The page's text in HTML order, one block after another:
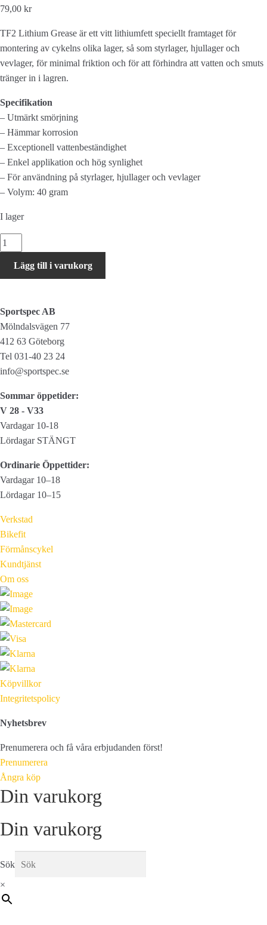
79,00 kr
TF2 Lithium Grease är ett vitt lithiumfett speciellt framtaget för
montering av cykelns olika lager, så som styrlager, hjullager och
vevlager, för minimal friktion och för att förhindra att vatten och smuts
tränger in i lagren.
Specifikation
– Utmärkt smörjning
– Hämmar korrosion
– Exceptionell vattenbeständighet
– Enkel applikation och hög synlighet
– För användning på styrlager, hjullager och vevlager
– Volym: 40 gram
I lager
TF2
Lithium
GreaseLägg till i varukorg
Sportspec AB
Mölndalsvägen 77
412 63 Göteborg
Tel 031-40 23 24
info@sportspec.se
Sommar öppetider:
V 28 - V33
Vardagar 10-18
Lördagar STÄNGT
Ordinarie Öppettider:
Vardagar 10–18
Lördagar 10–15
Verkstad
Bikefit
Förmånscykel
Kundtjänst
Om oss
Köpvillkor
Integritetspolicy
Nyhetsbrev
Prenumerera och få våra erbjudanden först!
Prenumerera
Ångra köp
Din varukorg
Din varukorg
Sök
×